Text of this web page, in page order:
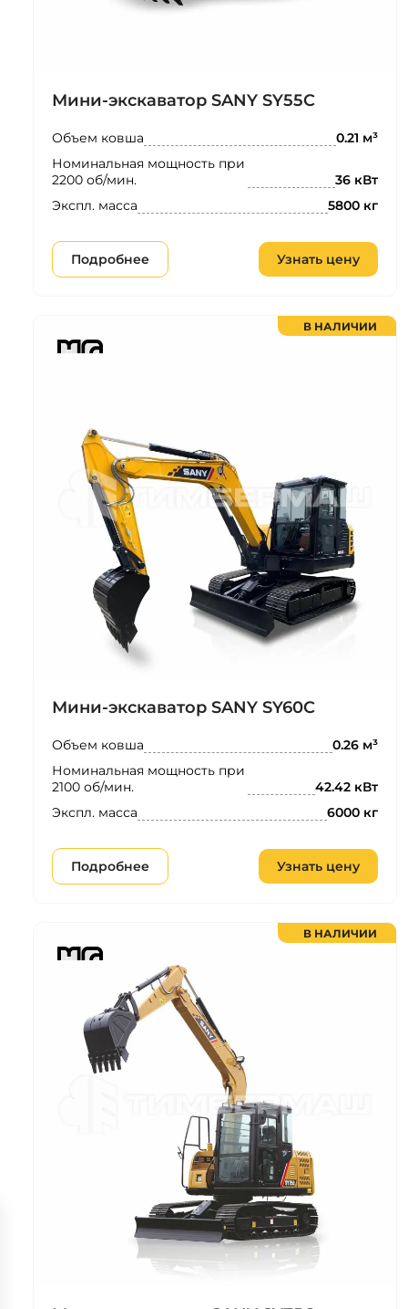
Мини-экскаватор SANY SY55C
Объем ковша 0.21 м³
Номинальная мощность при
2200 об/мин.
36 кВт
Экспл. масса 5800 кг
Подробнее Узнать цену
В НАЛИЧИИ
Мини-экскаватор SANY SY60C
Объем ковша 0.26 м³
Номинальная мощность при
2100 об/мин.
42.42 кВт
Экспл. масса 6000 кг
Подробнее Узнать цену
В НАЛИЧИИ